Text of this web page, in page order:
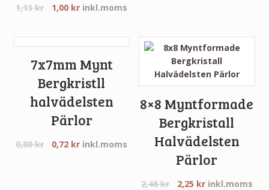
1,13kr 1,00 kr inkl.moms
7x7mm Mynt
Bergkristll
halvädelsten
Pärlor
0,80kr 0,72 kr inkl.moms
8×8 Myntformade
Bergkristall
Halvädelsten
Pärlor
2,46kr 2,25 kr inkl.moms